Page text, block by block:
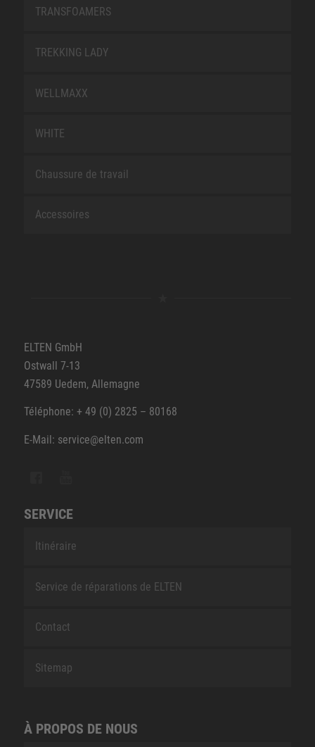
TRANSFOAMERS
TREKKING LADY
WELLMAXX
WHITE
Chaussure de travail
Accessoires
ELTEN GmbH
Ostwall 7-13
47589 Uedem, Allemagne
Téléphone: + 49 (0) 2825 – 80168
E-Mail: service@elten.com
SERVICE
Itinéraire
Service de réparations de ELTEN
Contact
Sitemap
À PROPOS DE NOUS